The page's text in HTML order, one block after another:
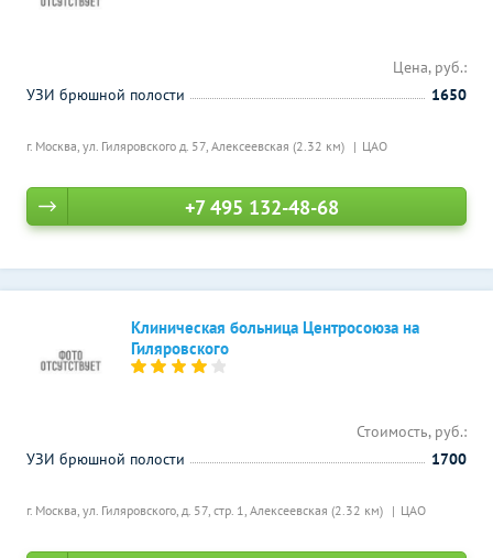
г. Москва, ул. Гиляровского д. 57, Алексеевская (2.32 км) ЦАО
Цена, руб.:
УЗИ брюшной полости
1650
+7 495 132-48-68
Клиническая больница Центросоюза на
Гиляровского
г. Москва, ул. Гиляровского, д. 57, стр. 1, Алексеевская (2.32 км) ЦАО
Стоимость, руб.:
УЗИ брюшной полости
1700